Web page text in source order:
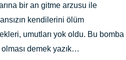
bir an gitme arzusu ile
kendilerini ölüm
umutları yok oldu. Bu bomba
demek yazık…